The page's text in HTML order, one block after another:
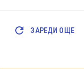
ЗАРЕДИ ОЩЕ